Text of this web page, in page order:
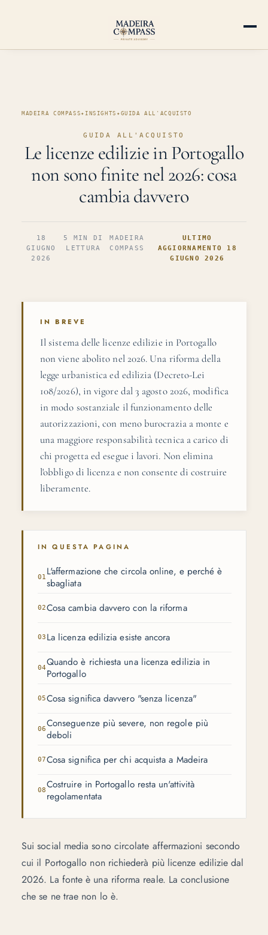
MADEIRA COMPASS ✦ INSIGHTS ✦ GUIDA ALL'ACQUISTO
GUIDA ALL'ACQUISTO
Le licenze edilizie in Portogallo
non sono finite nel 2026: cosa
cambia davvero
18
GIUGNO
2026
5 MIN DI
LETTURA
MADEIRA
COMPASS
ULTIMO
AGGIORNAMENTO 18
GIUGNO 2026
IN BREVE
Il sistema delle licenze edilizie in Portogallo
non viene abolito nel 2026. Una riforma della
legge urbanistica ed edilizia (Decreto-Lei
108/2026), in vigore dal 3 agosto 2026, modifica
in modo sostanziale il funzionamento delle
autorizzazioni, con meno burocrazia a monte e
una maggiore responsabilità tecnica a carico di
chi progetta ed esegue i lavori. Non elimina
l'obbligo di licenza e non consente di costruire
liberamente.
IN QUESTA PAGINA
L'affermazione che circola online, e perché è
sbagliata
Cosa cambia davvero con la riforma
La licenza edilizia esiste ancora
Quando è richiesta una licenza edilizia in
Portogallo
Cosa significa davvero "senza licenza"
Conseguenze più severe, non regole più
deboli
Cosa significa per chi acquista a Madeira
Costruire in Portogallo resta un'attività
regolamentata
Sui social media sono circolate affermazioni secondo
cui il Portogallo non richiederà più licenze edilizie dal
2026. La fonte è una riforma reale. La conclusione
che se ne trae non lo è.